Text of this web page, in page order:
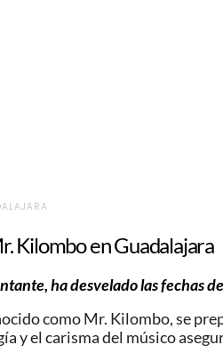
Kilombo en Guadalajara
ha desvelado las fechas
como Mr. Kilombo, se
y el carisma del músico